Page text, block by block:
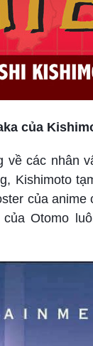
của
các nhân
Kishimoto
của
Otomo